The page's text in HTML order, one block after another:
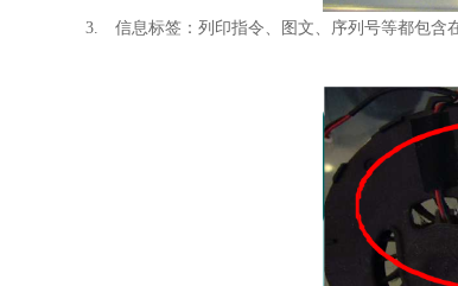
3. 信息标签：列印指令、图文、序列号等都包含